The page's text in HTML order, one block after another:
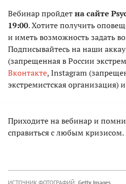
Вебинар пройдетна сайте
19:00. Хотите получить
и иметь возможность задать
Подписывайтесь на наши
(запрещенная в России
Вконтакте, Instagram
экстремистская организация)
Приходите на вебинар и
справиться с любым кризисом.
ИСТОЧНИК ФОТОГРАФИЙ: Getty Images